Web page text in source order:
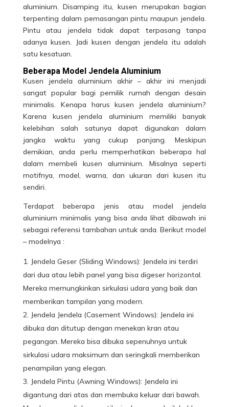
aluminium. Disamping itu, kusen merupakan bagian
terpenting dalam pemasangan pintu maupun jendela.
Pintu atau jendela tidak dapat terpasang tanpa
adanya kusen. Jadi kusen dengan jendela itu adalah
satu kesatuan.
Beberapa Model Jendela Aluminium
Kusen jendela aluminium akhir – akhir ini menjadi
sangat popular bagi pemilik rumah dengan desain
minimalis. Kenapa harus kusen jendela aluminium?
Karena kusen jendela aluminium memiliki banyak
kelebihan salah satunya dapat digunakan dalam
jangka waktu yang cukup panjang. Meskipun
demikian, anda perlu memperhatikan beberapa hal
dalam membeli kusen aluminium. Misalnya seperti
motifnya, model, warna, dan ukuran dari kusen itu
sendiri.
Terdapat beberapa jenis atau model jendela
aluminium minimalis yang bisa anda lihat dibawah ini
sebagai referensi tambahan untuk anda. Berikut model
– modelnya :
Jendela Geser (Sliding Windows): Jendela ini terdiri
dari dua atau lebih panel yang bisa digeser horizontal.
Mereka memungkinkan sirkulasi udara yang baik dan
memberikan tampilan yang modern.
Jendela Jendela (Casement Windows): Jendela ini
dibuka dan ditutup dengan menekan kran atau
pegangan. Mereka bisa dibuka sepenuhnya untuk
sirkulasi udara maksimum dan seringkali memberikan
penampilan yang elegan.
Jendela Pintu (Awning Windows): Jendela ini
digantung dari atas dan membuka keluar dari bawah.